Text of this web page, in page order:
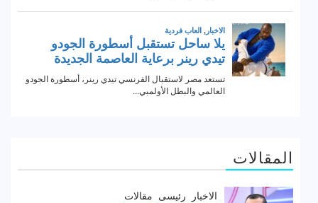
المقالات
الاخبار رئيسى مقالات